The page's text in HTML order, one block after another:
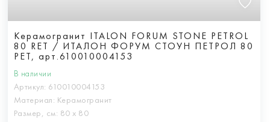
Керамогранит ITALON FORUM STONE PETROL
80 RET / ИТАЛОН ФОРУМ СТОУН ПЕТРОЛ 80
РЕТ, арт.610010004153
В наличии
Артикул: 610010004153
Материал: Керамогранит
Размер, см: 80 х 80